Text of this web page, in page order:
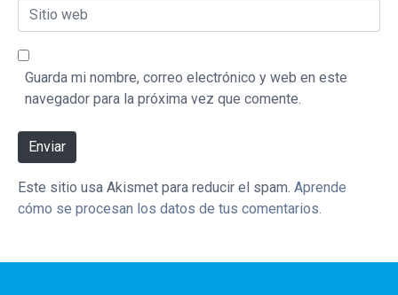
Sitio web
Guarda mi nombre, correo electrónico y web en este
navegador para la próxima vez que comente.
Enviar
Este sitio usa Akismet para reducir el spam. Aprende
cómo se procesan los datos de tus comentarios.